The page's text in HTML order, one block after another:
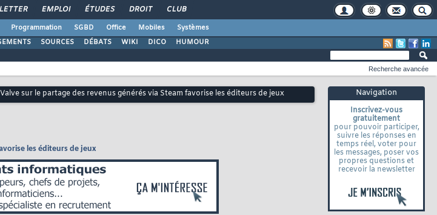
EMPLOI ÉTUDES DROIT CLUB
Programmation SGBD Office Mobiles
Systèmes
SOURCES DÉBATS WIKI DICO HUMOUR
Navigation
Inscrivez-vous
gratuitement
pour pouvoir participer,
suivre les réponses en
temps réel, voter pour
les messages, poser vos
propres questions et
recevoir la newsletter
Recherche avancée
sur le partage des revenus générés via Steam favorise les éditeurs de jeux
les éditeurs de jeux